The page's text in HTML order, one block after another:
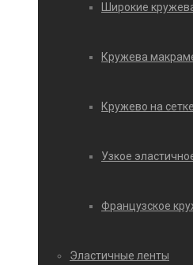
Широкие
Кружева
Кружево на
Узкое
Французское
Эластичные ленты